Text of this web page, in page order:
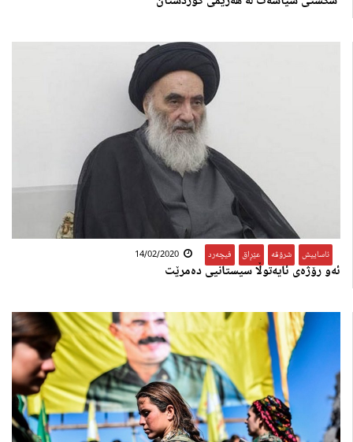
ئاساییش شرۆڤە عێڕاق فیچەرد 14/02/2020
ئەو رۆژەی ئایەتوڵا سیستانیی دەمرێت